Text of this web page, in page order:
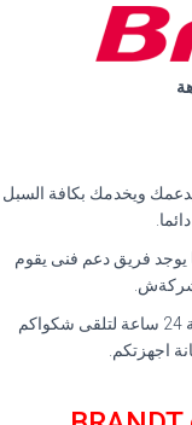
ويخدمك بكافة السبل
يوجد فريق دعم فنى يقوم
كذلك ، توفر لكم مراكز صيانة براندت النزهة خدمة 24 ساعة لتلقى شكواكم
اجهزتكم